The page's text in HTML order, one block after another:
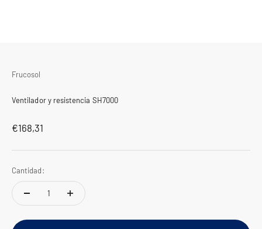
Frucosol
Ventilador y resistencia SH7000
Precio de oferta
€168,31
Cantidad: